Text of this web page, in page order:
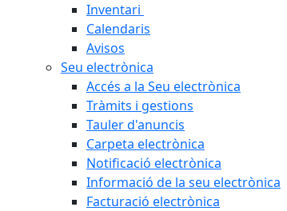
Inventari
Calendaris
Avisos
Seu electrònica
Accés a la Seu electrònica
Tràmits i gestions
Tauler d'anuncis
Carpeta electrònica
Notificació electrònica
Informació de la seu electrònica
Facturació electrònica